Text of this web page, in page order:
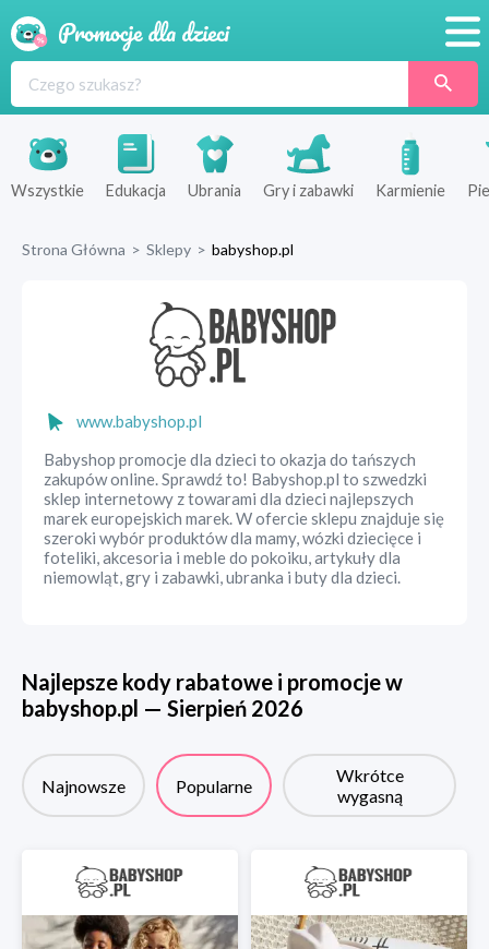
Produkty
Sklepy
Wszystkie Edukacja Ubrania Gry i zabawki Karmienie
Strona Główna > Sklepy > babyshop.pl
www.babyshop.pl
Babyshop promocje dla dzieci to okazja do tańszych
zakupów online. Sprawdź to! Babyshop.pl to szwedzki
sklep internetowy z towarami dla dzieci najlepszych
marek europejskich marek. W ofercie sklepu znajduje się
szeroki wybór produktów dla mamy, wózki dziecięce i
foteliki, akcesoria i meble do pokoiku, artykuły dla
niemowląt, gry i zabawki, ubranka i buty dla dzieci.
Najlepsze kody rabatowe i promocje w
babyshop.pl — Sierpień 2026
Najnowsze Popularne
Wkrótce
wygasną